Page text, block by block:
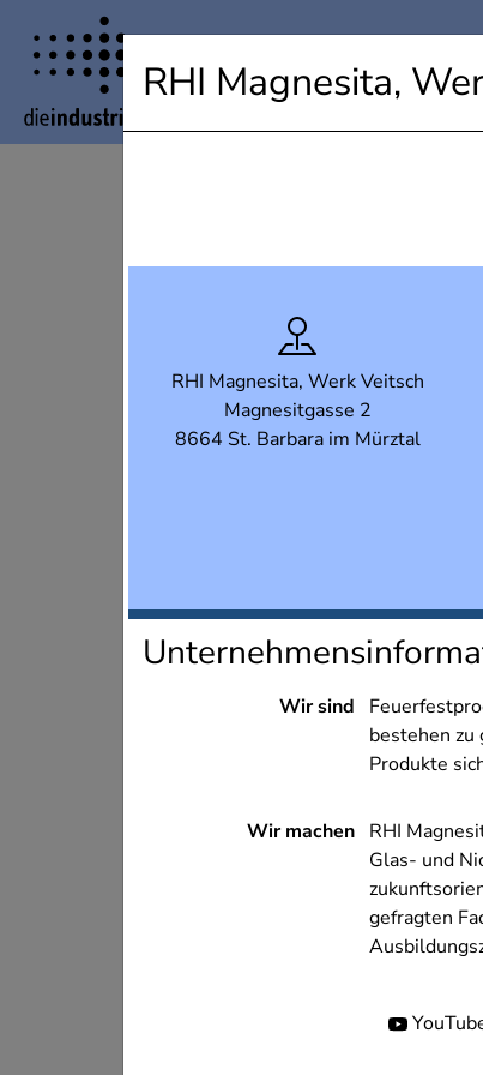
Industrielandkarte
RHI Magnesita,
RHI Magnesita, Werk Veitsch
Magnesitgasse 2
8664 St. Barbara im Mürztal
Wir sind
bestehen
Produkte
Wir machen RHI
Glas- und
gefragten
Soziale Medien